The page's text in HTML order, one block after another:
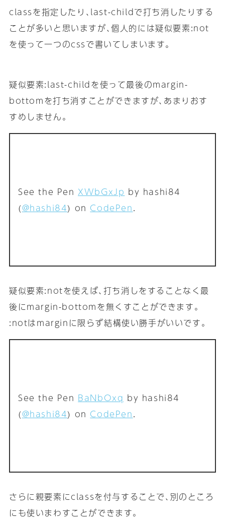
classを指定したり､last-childで打ち消したりする
ことが多いと思いますが､個人的には疑似要素:not
を使って一つのcssで書いてしまいます｡
疑似要素:last-childを使って最後のmargin-
bottomを打ち消すことができますが､あまりおす
すめしません｡
See the PenXWbGxJp by hashi84
(@hashi84) on CodePen.
疑似要素:notを使えば､打ち消しをすることなく最
後にmargin-bottomを無くすことができます｡
:notはmarginに限らず結構使い勝手がいいです｡
See the Pen BaNbOxq by hashi84
(@hashi84) on CodePen.
さらに親要素にclassを付与することで､別のところ
にも使いまわすことができます｡